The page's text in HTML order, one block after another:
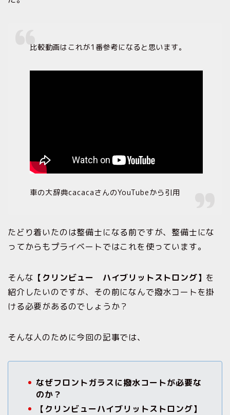
比較動画はこれが1番参考になると思います。
車の大辞典cacacaさんのYouTubeから引用
たどり着いたのは整備士になる前ですが、整備士にな
ってからもプライベートではこれを使っています。
そんな 【クリンビュー ハイブリットストロング】 を
紹介したいのですが、その前になんで撥水コートを掛
ける必要があるのでしょうか？
そんな人のために今回の記事では、
なぜフロントガラスに撥水コートが必要な
のか？
【クリンビューハイブリットストロング】